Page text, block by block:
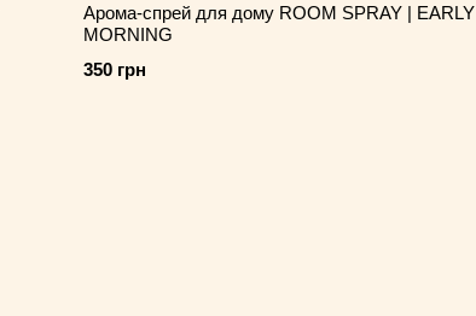
Арома-спрей для дому ROOM SPRAY | EARLY
MORNING
350 грн